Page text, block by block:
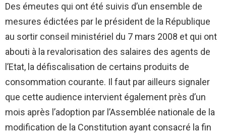
Des émeutes qui ont été suivis d’un ensemble de
mesures édictées par le président de la République
au sortir conseil ministériel du 7 mars 2008 et qui ont
abouti à la revalorisation des salaires des agents de
l’Etat, la défiscalisation de certains produits de
consommation courante. Il faut par ailleurs signaler
que cette audience intervient également près d’un
mois après l’adoption par l’Assemblée nationale de la
modification de la Constitution ayant consacré la fin